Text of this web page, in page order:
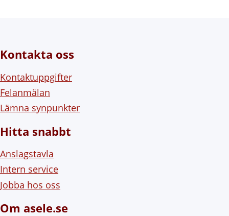
Kontakta oss
Kontaktuppgifter
Felanmälan
Lämna synpunkter
Hitta snabbt
Anslagstavla
Intern service
Jobba hos oss
Om asele.se